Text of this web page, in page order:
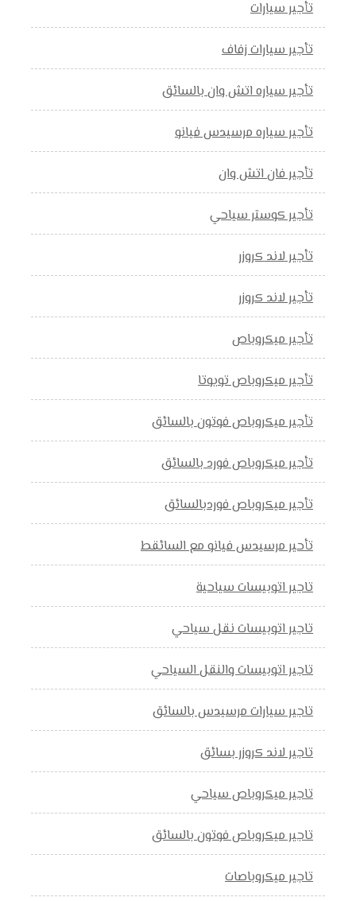
تأجير سيارات
تأجير سيارات زفاف
تأجير سياره اتش وان بالسائق
تأجير سياره مرسيدس فيانو
تأجير فان اتش وان
تأجير كوستر سياحي
تأجير لاند كروزر
تأجير لاند كروزر
تأجير ميكروباص
تأجير ميكروباص تويوتا
تأجير ميكروباص فوتون بالسائق
تأجير ميكروباص فورد بالسائق
تأجير ميكروباص فوردبالسائق
تأحير مرسيدس فيانو مع السائقط
تاجير اتوبيسات سياحية
تاجير اتوبيسات نقل سياحي
تاجير اتوبيسات والنقل السياحي
تاجير سيارات مرسيدس بالسائق
تاجير لاند كروزر بسائق
تاجير ميكروباص سياحي
تاجير ميكروباص فوتون بالسائق
تاجير ميكروباصات